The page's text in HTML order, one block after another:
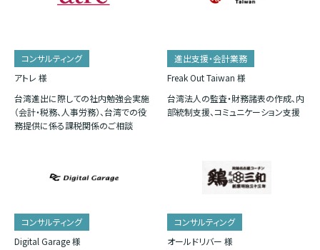
コンサルティング
アトレ 様
台湾進出に際しての社内勉強会実施
（会計・税務、人事労務）、台湾での役
務提供に係る課税関係のご相談
進出支援・会計業務
Freak Out Taiwan 様
台湾法人の監査・財務諸表の作成、内
部統制支援、コミュニケーション支援
コンサルティング
Digital Garage 様
コンサルティング
オールドリバー 様